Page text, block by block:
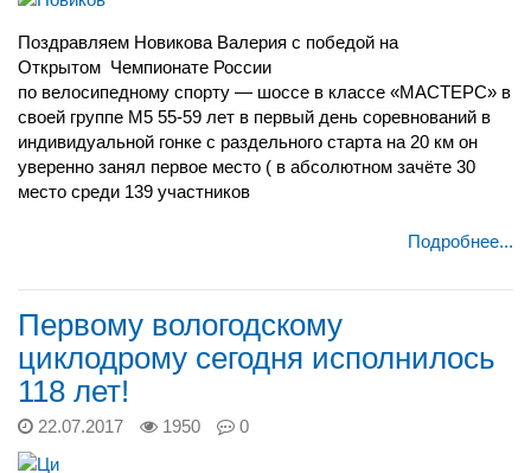
Поздравляем Новикова Валерия с победой на
Открытом Чемпионате России
по велосипедному спорту — шоссе в классе «МАСТЕРС» в
своей группе М5 55-59 лет в первый день соревнований в
индивидуальной гонке с раздельного старта на 20 км он
уверенно занял первое место ( в абсолютном зачёте 30
место среди 139 участников
Подробнее...
Первому вологодскому
циклодрому сегодня исполнилось
118 лет!
22.07.2017 1950 0